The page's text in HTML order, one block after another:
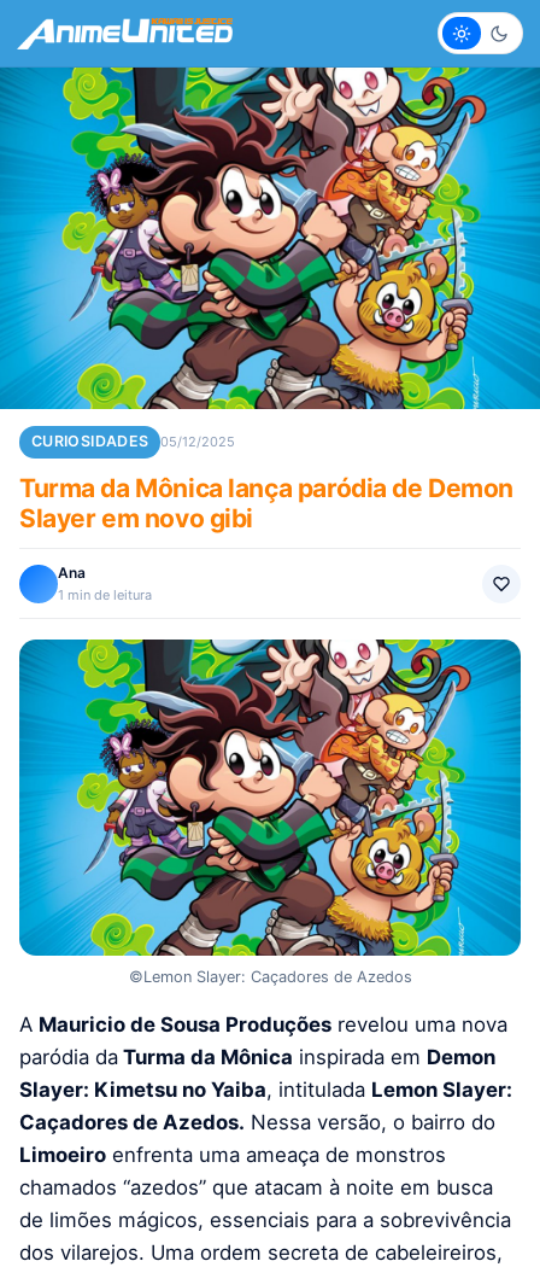
Claro
CURIOSIDADES 05/12/2025
Turma da Mônica lança paródia de Demon
Slayer em novo gibi
Ana
1 min de leitura
©Lemon Slayer: Caçadores de Azedos
A Mauricio de Sousa Produções revelou uma nova
paródia da Turma da Mônica inspirada em Demon
Slayer: Kimetsu no Yaiba, intitulada Lemon Slayer:
Caçadores de Azedos. Nessa versão, o bairro do
Limoeiro enfrenta uma ameaça de monstros
chamados “azedos” que atacam à noite em busca
de limões mágicos, essenciais para a sobrevivência
dos vilarejos. Uma ordem secreta de cabeleireiros,